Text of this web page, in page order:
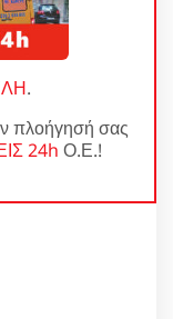
.
πλοήγησή σας
24h Ο.Ε.!